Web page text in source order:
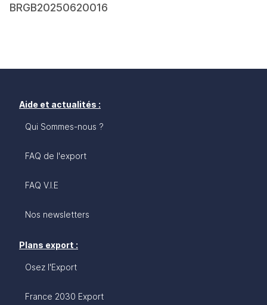
BRGB20250620016
Aide et actualités :
Qui Sommes-nous ?
FAQ de l'export
FAQ V.I.E
Nos newsletters
Plans export :
Osez l'Export
France 2030 Export